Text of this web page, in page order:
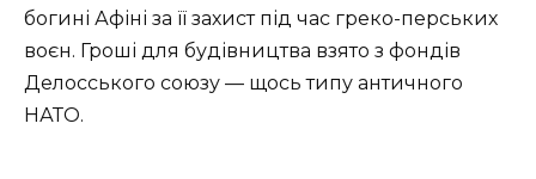
богині Афіні за її захист під час греко-перських
воєн. Гроші для будівництва взято з фондів
Делосського союзу — щось типу античного
НАТО.